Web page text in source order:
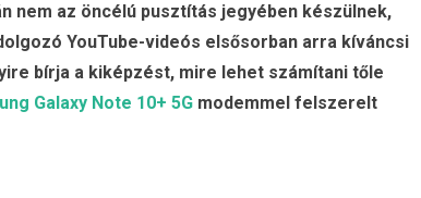
nem az öncélú pusztítás jegyében készülnek,
YouTube-videós elsősorban arra kíváncsi
bírja a kiképzést, mire lehet számítani tőle
Galaxy Note 10+ 5G modemmel felszerelt